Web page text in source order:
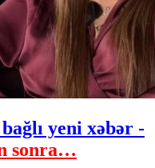
yeni xəbər -
sonra…